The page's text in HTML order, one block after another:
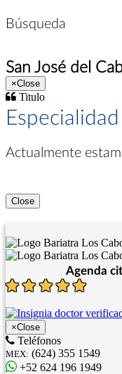
Búsqueda
San José del
×Close
Titulo
Especialidad
Actualmente
Close
Agenda
×Close
Teléfonos
MEX: (624) 355 1549
+52 624 196 1949